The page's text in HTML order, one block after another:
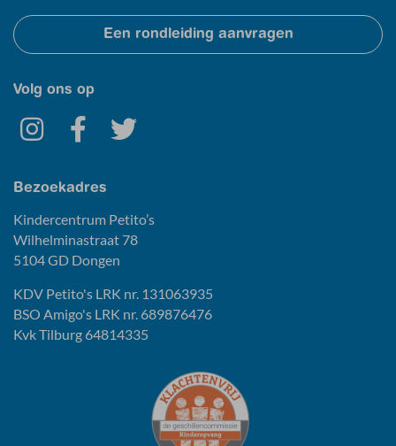
Een rondleiding aanvragen
Volg ons op
Bezoekadres
Kindercentrum Petito’s
Wilhelminastraat 78
5104 GD Dongen
KDV Petito's LRK nr. 131063935
BSO Amigo's LRK nr. 689876476
Kvk Tilburg 64814335